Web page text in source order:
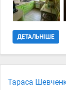
ДЕТАЛЬНІШЕ
Тараса